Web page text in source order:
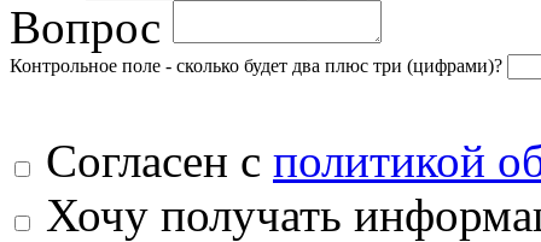
Вопрос
Контрольное поле - сколько будет два плюс три (цифрами)?
Согласен с политикой
Хочу получать